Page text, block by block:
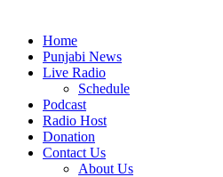
Home
Punjabi News
Live Radio
Schedule
Podcast
Radio Host
Donation
Contact Us
About Us